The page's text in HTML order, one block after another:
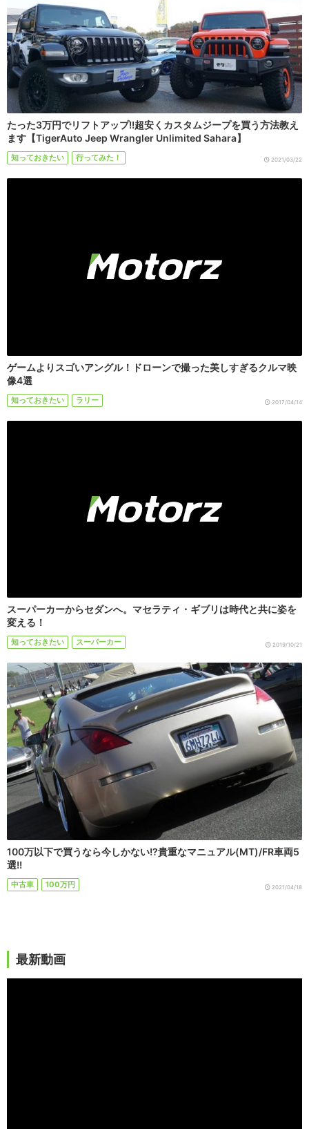
たった3万円でリフトアップ!!超安くカスタムジープを買う方法教え
ます【TigerAuto Jeep Wrangler Unlimited Sahara】
知っておきたい 行ってみた！ 2021/03/22
ゲームよりスゴいアングル！ドローンで撮った美しすぎるクルマ映
像4選
知っておきたい ラリー 2017/04/14
スーパーカーからセダンへ。マセラティ・ギブリは時代と共に姿を
変える！
知っておきたい スーパーカー 2019/10/21
100万以下で買うなら今しかない!?貴重なマニュアル(MT)/FR車両5
選!!
中古車 100万円 2021/04/18
最新動画